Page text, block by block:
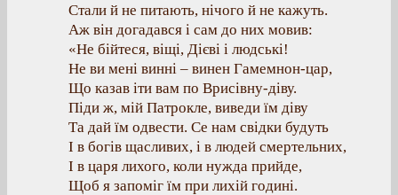
Стали й не питають, нічого й не кажуть.
Аж він догадався і сам до них мовив:
«Не бійтеся, віщі, Дієві і людські!
Не ви мені винні – винен Гамемнон-цар,
Що казав іти вам по Врисівну-діву.
Піди ж, мій Патрокле, виведи їм діву
Та дай їм одвести. Се нам свідки будуть
І в богів щасливих, і в людей смертельних,
І в царя лихого, коли нужда прийде,
Щоб я запоміг їм при лихій годині.